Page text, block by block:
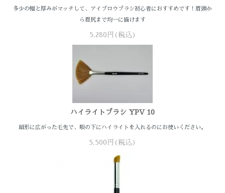
多少の幅と厚みがマッチして、アイブロウブラシ初心者におすすめです！眉頭か
ら眉尻まで均一に描けます
5,280円(税込)
ハイライトブラシ YPV 10
扇形に広がった毛先で、眼の下にハイライトを入れるのにお使いください。
5,500円(税込)